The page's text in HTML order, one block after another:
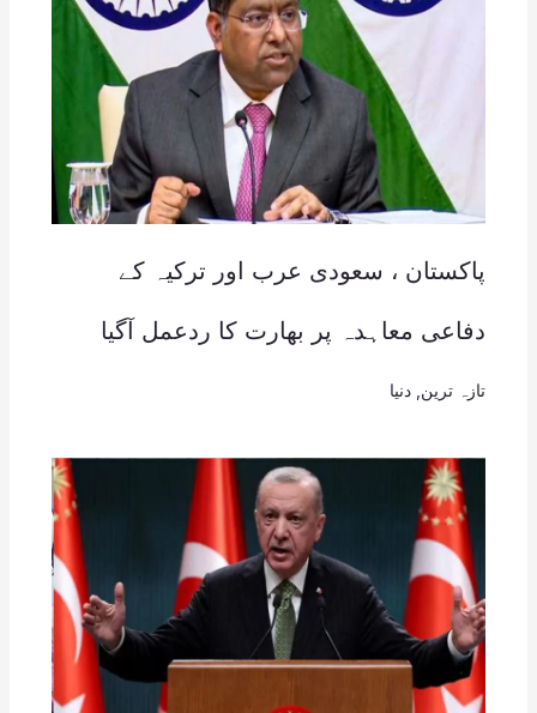
پاکستان ، سعودی عرب اور ترکیہ کے
دفاعی معاہدہ پر بھارت کا ردعمل آگیا
تازہ ترین دنیا